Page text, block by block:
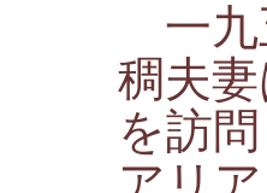
一九
稠夫
を訪